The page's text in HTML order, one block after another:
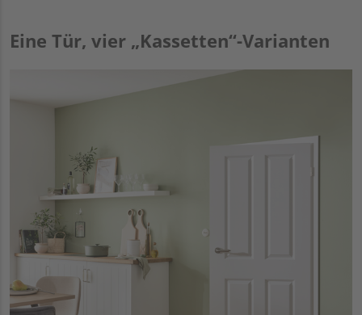
Eine Tür, vier „Kassetten“-Varianten